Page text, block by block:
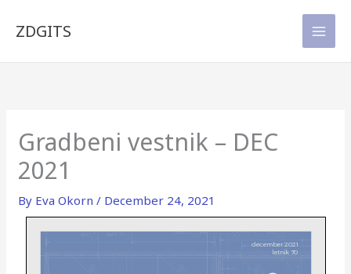
ZDGITS
Gradbeni vestnik – DEC
2021
By Eva Okorn/ December 24, 2021
december 2021
letnik 70